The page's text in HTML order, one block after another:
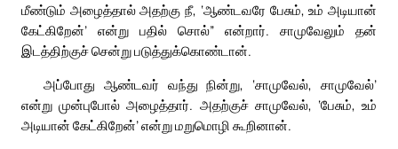
மீண்டும் அழைத்தால் அதற்கு நீ, ‘ஆண்டவரே பேசும், உம் அடியான்
கேட்கிறேன்’ என்று பதில் சொல்” என்றார். சாமுவேலும் தன்
இடத்திற்குச் சென்று படுத்துக்கொண்டான்.
அப்போது ஆண்டவர் வந்து நின்று, ‘சாமுவேல், சாமுவேல்’
என்று முன்புபோல் அழைத்தார். அதற்குச் சாமுவேல், ‘பேசும், உம்
அடியான் கேட்கிறேன்’ என்று மறுமொழி கூறினான்.